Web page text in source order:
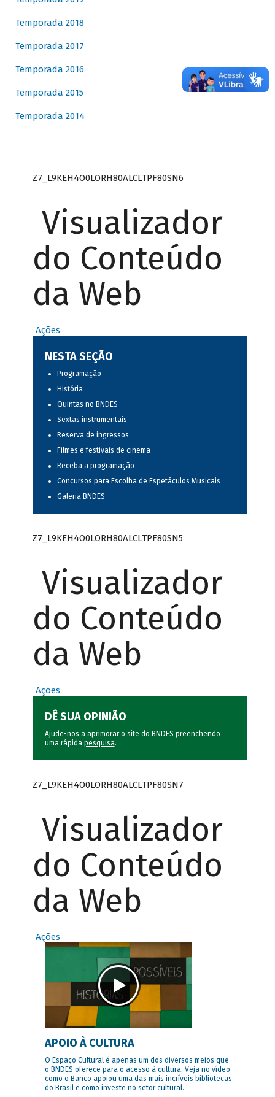
Temporada 2018
Temporada 2017
Temporada 2016
Temporada 2015
Temporada 2014
Z7_L9KEH4O0LORH80ALCLTPF80SN6
Visualizador
do Conteúdo
da Web
Ações
NESTA SEÇÃO
Programação
História
Quintas no BNDES
Sextas instrumentais
Reserva de ingressos
Filmes e festivais de cinema
Receba a programação
Concursos para Escolha de Espetáculos Musicais
Galeria BNDES
Z7_L9KEH4O0LORH80ALCLTPF80SN5
Visualizador
do Conteúdo
da Web
Ações
DÊ SUA OPINIÃO
Ajude-nos a aprimorar o site do BNDES preenchendo
uma rápida pesquisa.
Z7_L9KEH4O0LORH80ALCLTPF80SN7
Visualizador
do Conteúdo
da Web
Ações
APOIO À CULTURA
O Espaço Cultural é apenas um dos diversos meios que
o BNDES oferece para o acesso à cultura. Veja no vídeo
como o Banco apoiou uma das mais incríveis bibliotecas
do Brasil e como investe no setor cultural.